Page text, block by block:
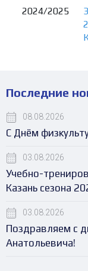
2024/2025
Последние
08.08.2026
С Днём
03.08.2026
Учебно-
Казань сезона
03.08.2026
Поздравляем с
Анатольевича!